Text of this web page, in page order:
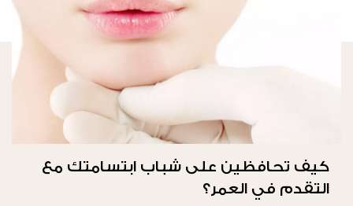
كيف تحافظين على شباب ابتسامتك مع
التقدم في العمر؟